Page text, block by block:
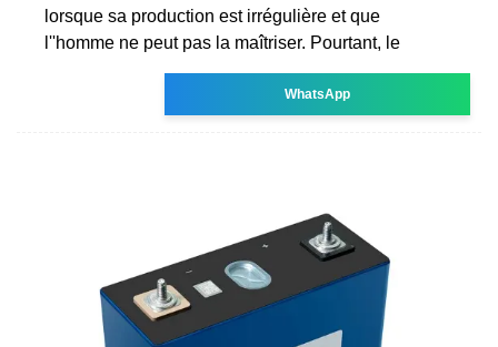
lorsque sa production est irrégulière et que
l''homme ne peut pas la maîtriser. Pourtant, le
WhatsApp